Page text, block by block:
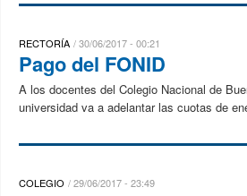
RECTORÍA 30/06/2017 - 00:21
Pago del FONID
A los docentes del Colegio Nacional de
universidad va a adelantar las cuotas de
COLEGIO 29/06/2017 - 23:49